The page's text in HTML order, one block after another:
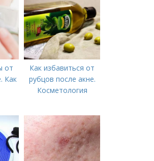
от
Как
Как избавиться от
рубцов после акне.
Косметология